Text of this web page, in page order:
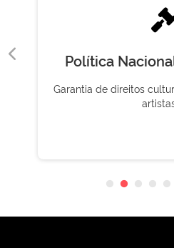
Política
Garantia de direitos